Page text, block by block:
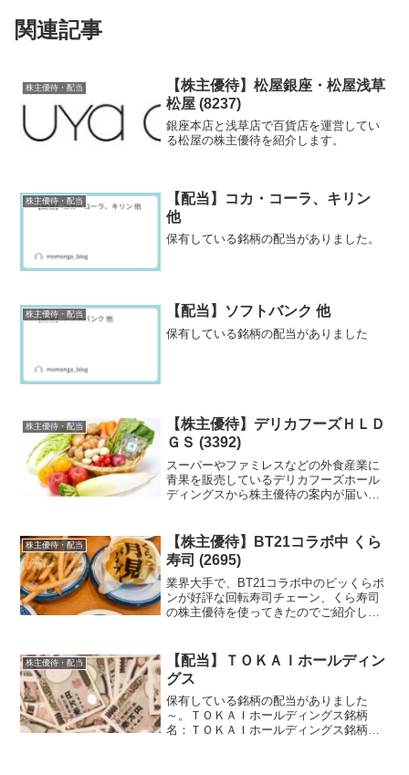
関連記事
株主優待・配当
【株主優待】松屋銀座・松屋浅草
松屋 (8237)
銀座本店と浅草店で百貨店を運営してい
る松屋の株主優待を紹介します。
株主優待・配当
【配当】コカ・コーラ、キリン
他
保有している銘柄の配当がありました。
株主優待・配当 【配当】ソフトバンク 他
保有している銘柄の配当がありました
株主優待・配当
【株主優待】デリカフーズＨＬＤ
ＧＳ (3392)
スーパーやファミレスなどの外食産業に
青果を販売しているデリカフーズホール
ディングスから株主優待の案内が届いた
株主優待・配当
【株主優待】BT21コラボ中 くら
寿司 (2695)
業界大手で、BT21コラボ中のビッくらポ
ンが好評な回転寿司チェーン、くら寿司
の株主優待を使ってきたのでご紹介しま
株主優待・配当
【配当】ＴＯＫＡＩホールディン
グス
保有している銘柄の配当がありました
～。ＴＯＫＡＩホールディングス銘柄
名：ＴＯＫＡＩホールディングス銘柄コ